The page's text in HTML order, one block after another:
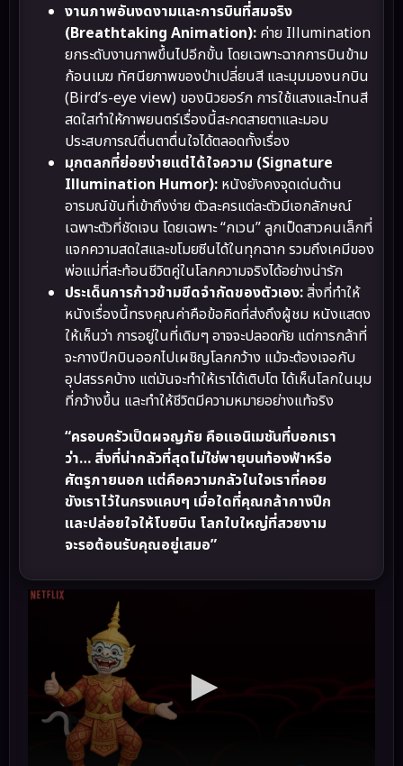
งานภาพอันงดงามและการบินที่สมจริง
(Breathtaking Animation): ค่าย Illumination
ยกระดับงานภาพขึ้นไปอีกขั้น โดยเฉพาะฉากการบินข้าม
ก้อนเมฆ ทัศนียภาพของป่าเปลี่ยนสี และมุมมองนกบิน
(Bird’s-eye view) ของนิวยอร์ก การใช้แสงและโทนสี
สดใสทำให้ภาพยนตร์เรื่องนี้สะกดสายตาและมอบ
ประสบการณ์ตื่นตาตื่นใจได้ตลอดทั้งเรื่อง
มุกตลกที่ย่อยง่ายแต่ได้ใจความ (Signature
Illumination Humor): หนังยังคงจุดเด่นด้าน
อารมณ์ขันที่เข้าถึงง่าย ตัวละครแต่ละตัวมีเอกลักษณ์
เฉพาะตัวที่ชัดเจน โดยเฉพาะ “กเวน” ลูกเป็ดสาวคนเล็กที่
แจกความสดใสและขโมยซีนได้ในทุกฉาก รวมถึงเคมีของ
พ่อแม่ที่สะท้อนชีวิตคู่ในโลกความจริงได้อย่างน่ารัก
ประเด็นการก้าวข้ามขีดจำกัดของตัวเอง:สิ่งที่ทำให้
หนังเรื่องนี้ทรงคุณค่าคือข้อคิดที่ส่งถึงผู้ชม หนังแสดง
ให้เห็นว่า การอยู่ในที่เดิมๆ อาจจะปลอดภัย แต่การกล้าที่
จะกางปีกบินออกไปเผชิญโลกกว้าง แม้จะต้องเจอกับ
อุปสรรคบ้าง แต่มันจะทำให้เราได้เติบโต ได้เห็นโลกในมุม
ที่กว้างขึ้น และทำให้ชีวิตมีความหมายอย่างแท้จริง
“ครอบครัวเป็ดผจญภัย คือแอนิเมชันที่บอกเรา
ว่า… สิ่งที่น่ากลัวที่สุดไม่ใช่พายุบนท้องฟ้าหรือ
ศัตรูภายนอก แต่คือความกลัวในใจเราที่คอย
ขังเราไว้ในกรงแคบๆ เมื่อใดที่คุณกล้ากางปีก
และปล่อยใจให้โบยบิน โลกใบใหญ่ที่สวยงาม
จะรอต้อนรับคุณอยู่เสมอ”